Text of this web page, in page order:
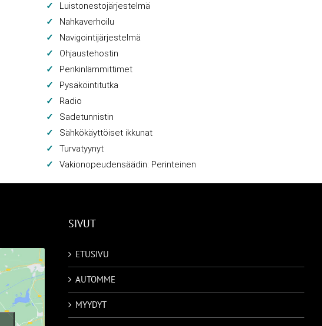
Luistonestojärjestelmä
Nahkaverhoilu
Navigointijärjestelmä
Ohjaustehostin
Penkinlämmittimet
Pysäköintitutka
Radio
Sadetunnistin
Sähkökäyttöiset ikkunat
Turvatyynyt
Vakionopeudensäädin: Perinteinen
SIVUT
ETUSIVU
AUTOMME
MYYDYT